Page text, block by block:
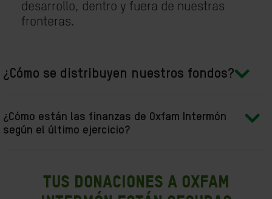
desarrollo, dentro y fuera de nuestras
fronteras.
¿Cómo se distribuyen nuestros fondos?
¿Cómo están las finanzas de Oxfam Intermón
según el último ejercicio?
Tus donaciones a Oxfam